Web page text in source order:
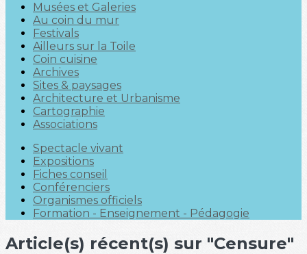
Musées et Galeries
Au coin du mur
Festivals
Ailleurs sur la Toile
Coin cuisine
Archives
Sites & paysages
Architecture et Urbanisme
Cartographie
Associations
Spectacle vivant
Expositions
Fiches conseil
Conférenciers
Organismes officiels
Formation - Enseignement - Pédagogie
Article(s) récent(s) sur "Censure"